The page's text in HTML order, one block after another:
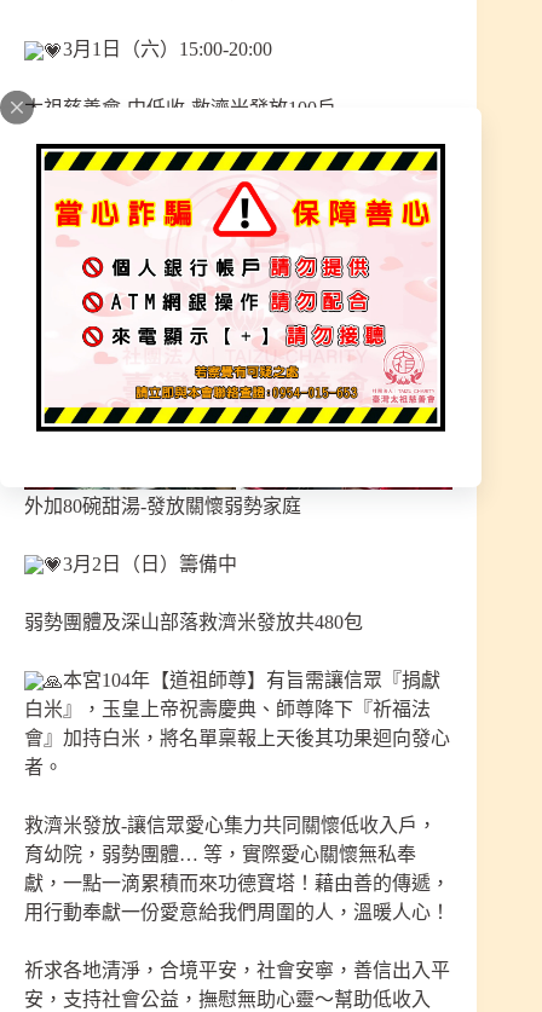
3月1日（六）15:00-20:00
太祖慈善會-中低收-救濟米發放100戶
總計200包白米
外加80碗甜湯-發放關懷弱勢家庭
3月2日（日）籌備中
弱勢團體及深山部落救濟米發放共480包
本宮104年【道祖師尊】有旨需讓信眾『捐獻
白米』，玉皇上帝祝壽慶典、師尊降下『祈福法
會』加持白米，將名單稟報上天後其功果迴向發心
者。
救濟米發放-讓信眾愛心集力共同關懷低收入戶，
育幼院，弱勢團體… 等，實際愛心關懷無私奉
獻，一點一滴累積而來功德寶塔！藉由善的傳遞，
用行動奉獻一份愛意給我們周圍的人，溫暖人心！
祈求各地清淨，合境平安，社會安寧，善信出入平
安，支持社會公益，撫慰無助心靈～幫助低收入